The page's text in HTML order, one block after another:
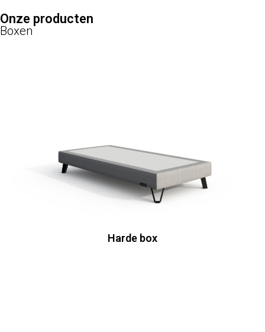
Onze producten
Boxen
Harde box